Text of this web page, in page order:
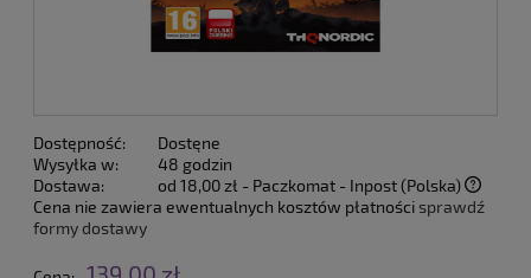
Dostępność:
Dostęne
Wysyłka w:
48 godzin
Dostawa:
od 18,00 zł - Paczkomat - Inpost(Polska)
Cena nie zawiera ewentualnych kosztów płatnościsprawdź
formy dostawy